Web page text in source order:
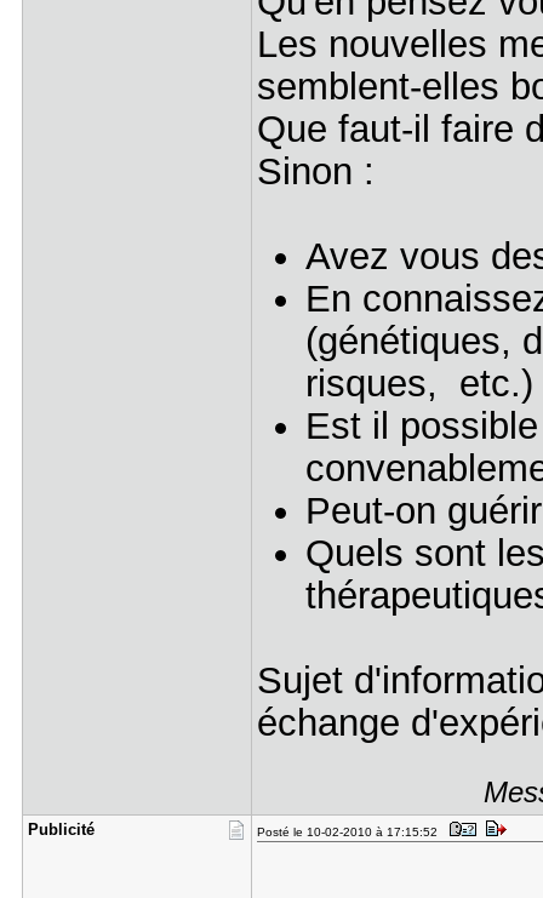
Les nouvelles
semblent-elles
Que faut-il faire
Sinon :
Avez vous
En
(génétiques,
risques,
Est il
Peut-on
Quels sont
Sujet
échange
Publicité Posté le 10-02-2010 à 17:15:52